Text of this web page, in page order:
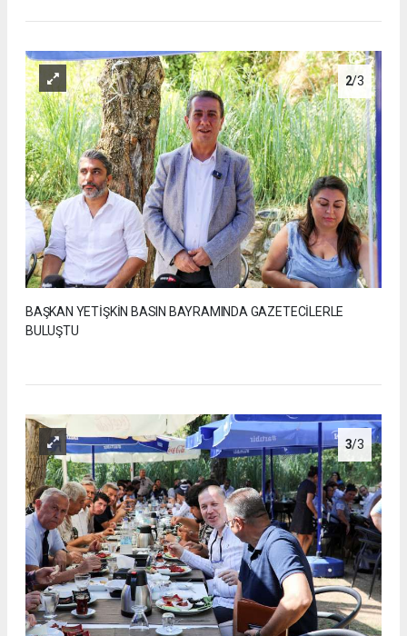
2/3
BAŞKAN YETİŞKİN BASIN BAYRAMINDA GAZETECİLERLE
BULUŞTU
3/3